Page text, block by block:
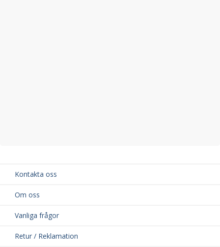
Kontakta oss
Om oss
Vanliga frågor
Retur / Reklamation